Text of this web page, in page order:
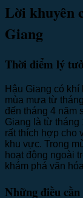
Lời khuyên
Giang
Thời điểm lý
Hậu Giang có khí
mùa mưa từ
đến tháng 4 năm
Giang là từ tháng
rất thích hợp cho
khu vực. Trong
hoạt động ngoài
khám phá văn
Những điều